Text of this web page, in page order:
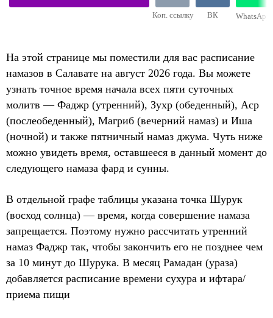
Коп. ссылку ВК WhatsApp
На этой странице мы поместили для вас расписание
намазов в Салавате на август 2026 года. Вы можете
узнать точное время начала всех пяти суточных
молитв — Фаджр (утренний), Зухр (обеденный), Аср
(послеобеденный), Магриб (вечерний намаз) и Иша
(ночной) и также пятничный намаз джума. Чуть ниже
можно увидеть время, оставшееся в данный момент до
следующего намаза фард и сунны.
В отдельной графе таблицы указана точка Шурук
(восход солнца) — время, когда совершение намаза
запрещается. Поэтому нужно рассчитать утренний
намаз Фаджр так, чтобы закончить его не позднее чем
за 10 минут до Шурука. В месяц Рамадан (ураза)
добавляется расписание времени сухура и ифтара/
приема пищи